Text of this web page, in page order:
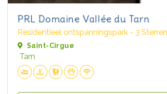
PRL Domaine Vallée du Tarn
Residentieel ontspanningspark - 3 Sterren
Saint-Cirgue
Tarn